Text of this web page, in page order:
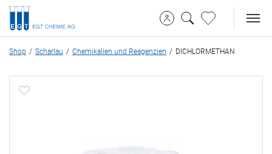
Shop Scharlau Chemikalien und Reagenzien DICHLORMETHAN